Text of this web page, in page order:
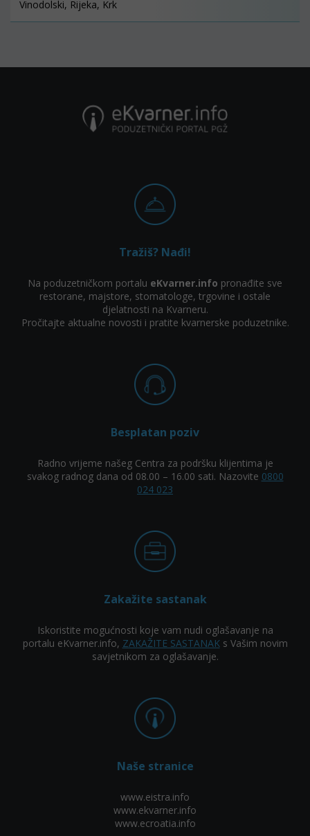
Vinodolski, Rijeka, Krk
Tražiš? Nađi!
Na poduzetničkom portalu eKvarner.info pronađite sve
restorane, majstore, stomatologe, trgovine i ostale
djelatnosti na Kvarneru.
Pročitajte aktualne novosti i pratite kvarnerske poduzetnike.
Besplatan poziv
Radno vrijeme našeg Centra za podršku klijentima je
svakog radnog dana od 08.00 – 16.00 sati. Nazovite 0800
024 023
Zakažite sastanak
Iskoristite mogućnosti koje vam nudi oglašavanje na
portalu eKvarner.info, ZAKAŽITE SASTANAKs Vašim novim
savjetnikom za oglašavanje.
Naše stranice
www.eistra.info
www.ekvarner.info
www.ecroatia.info